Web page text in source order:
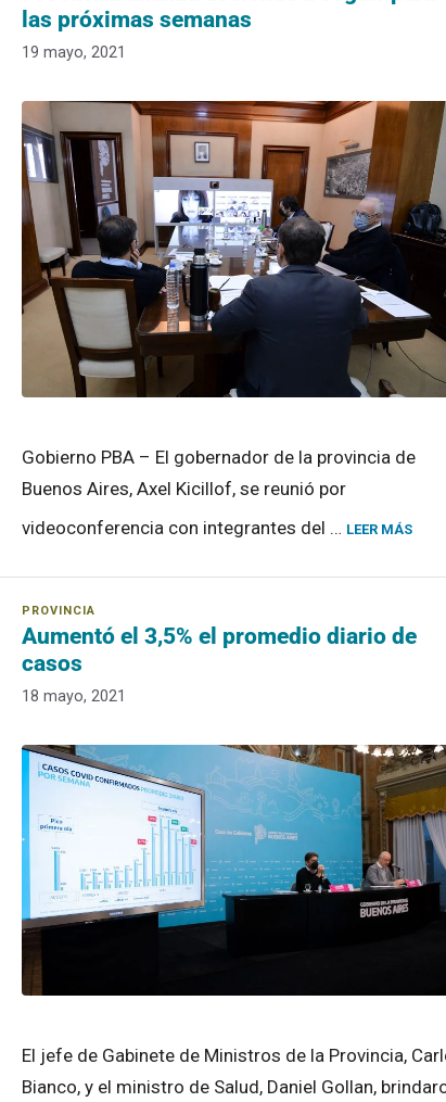
las próximas semanas
19 mayo, 2021
Gobierno PBA – El gobernador de la provincia de
Buenos Aires, Axel Kicillof, se reunió por
videoconferencia con integrantes del … LEER MÁS
Aumentó el 3,5% el promedio diario de
casos
18 mayo, 2021
El jefe de Gabinete de Ministros de la Provincia,
Bianco, y el ministro de Salud, Daniel Gollan,